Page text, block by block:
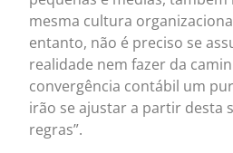
mesma cultura
entanto, não é preciso se
realidade nem fazer da
convergência contábil um
irão se ajustar a partir desta
regras”.